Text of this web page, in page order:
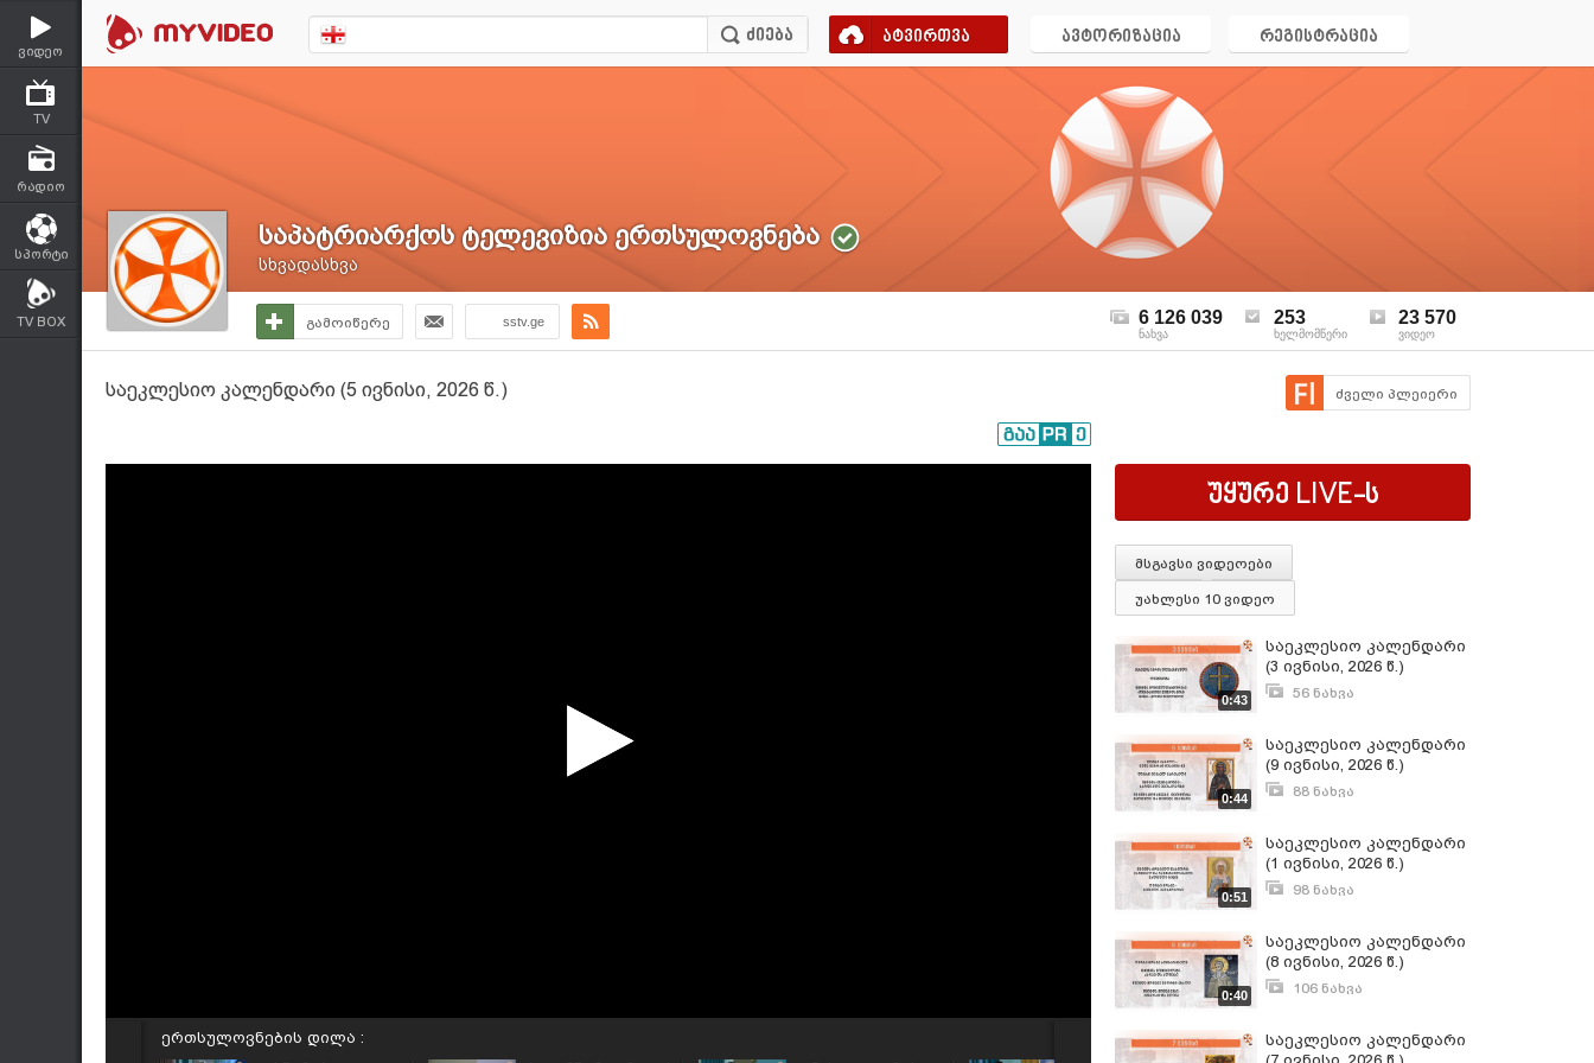
ვიდეო
TV
რადიო
სპორტი
TV BOX
ატვირთვა ავტორიზაცია რეგისტრაცია
საპატრიარქოს ტელევიზია ერთსულოვნება
სხვადასხვა
გამოიწერე sstv.ge 6 126 039
ნახვა
253
ხელმომწერი
23 570
ვიდეო
საეკლესიო კალენდარი (5 ივნისი, 2026 წ.) ძველი პლეიერი
ერთსულოვნების დილა :
უყურე LIVE-ს
მსგავსი ვიდეოები
უახლესი 10 ვიდეო
0:43
საეკლესიო კალენდარი
(3 ივნისი, 2026 წ.)
56 ნახვა
0:44
საეკლესიო კალენდარი
(9 ივნისი, 2026 წ.)
88 ნახვა
0:51
საეკლესიო კალენდარი
(1 ივნისი, 2026 წ.)
98 ნახვა
0:40
საეკლესიო კალენდარი
(8 ივნისი, 2026 წ.)
106 ნახვა
საეკლესიო კალენდარი